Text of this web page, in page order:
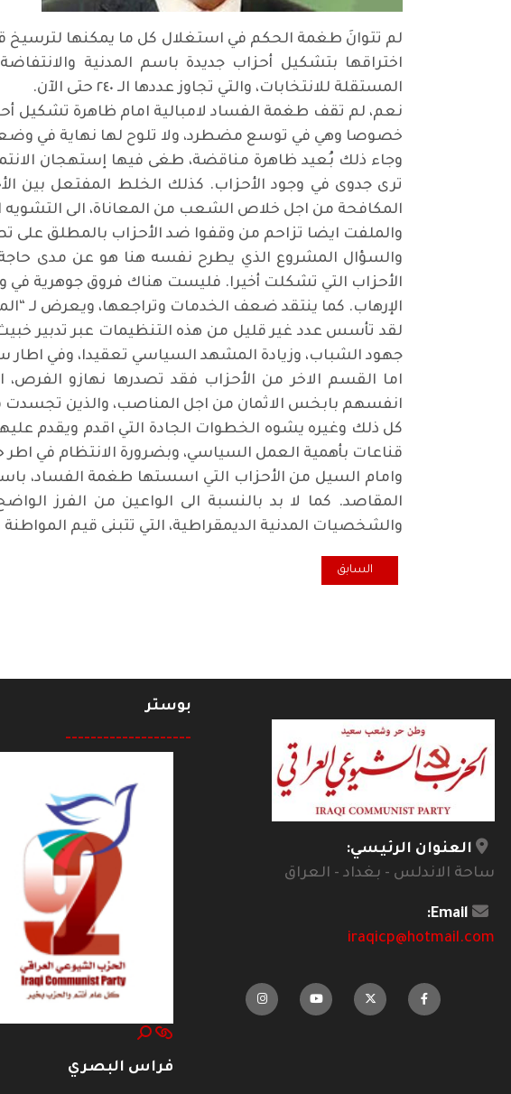
لم تتوانَ طغمة الحكم في استغلال كل ما يمكنها لترسيخ
اختراقها بتشكيل أحزاب جديدة باسم المدنية
المستقلة للانتخابات، والتي تجاوز عددها الـ ٢٤٠ حتى الآن
.
نعم، لم تقف طغمة الفساد لامبالية امام ظاهرة تشكيل
خصوصا وهي في توسع مضطرد، ولا تلوح لها نهاية في
وجاء ذلك بُعيد ظاهرة مناقضة، طغى فيها إستهجان
ترى جدوى في وجود الأحزاب. كذلك الخلط المفتعل بين
المكافحة من اجل خلاص الشعب من المعاناة، الى
والملفت ايضا تزاحم من وقفوا ضد الأحزاب بالمطلق على
والسؤال المشروع الذي يطرح نفسه هنا هو عن مدى حاجة
الأحزاب التي تشكلت أخيرا. فليست هناك فروق جوهرية في
الإرهاب. كما ينتقد ضعف الخدمات وتراجعها، ويعرض لـ
لقد تأسس عدد غير قليل من هذه التنظيمات عبر تدبير
جهود الشباب، وزيادة المشهد السياسي تعقيدا، وفي
اما القسم الاخر من الأحزاب فقد تصدرها نهازو
انفسهم بابخس الاثمان من اجل المناصب، والذين تجسدت
كل ذلك وغيره يشوه الخطوات الجادة التي اقدم ويقدم
قناعات بأهمية العمل السياسي، وبضرورة الانتظام في
وامام السيل من الأحزاب التي اسستها طغمة الفساد،
المقاصد. كما لا بد بالنسبة الى الواعين من الفرز
والشخصيات المدنية الديمقراطية، التي تتبنى قيم
المقال السابق: خمسة مقابل واحد
السابق
العنوان الرئيسي:
ساحة الاندلس - بغداد - العراق
Email:
iraqicp@hotmail.com
بوستر
--------------------
فراس البصري